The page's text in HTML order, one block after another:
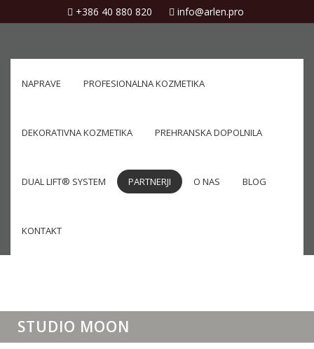
+386 40 880 820 info@arlen.pro
NAPRAVE PROFESIONALNA KOZMETIKA
DEKORATIVNA KOZMETIKA PREHRANSKA DOPOLNILA
DUAL LIFT® SYSTEM PARTNERJI O NAS BLOG
KONTAKT
STUDIO MOON